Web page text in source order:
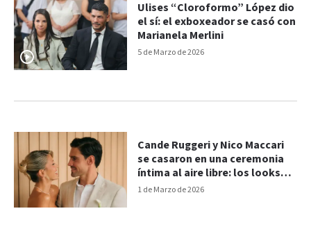
5 de Marzo de 2026
Ulises “Cloroformo” López dio
el sí: el exboxeador se casó con
Marianela Merlini
1 de Marzo de 2026
Cande Ruggeri y Nico Maccari
se casaron en una ceremonia
íntima al aire libre: los looks
elegidos